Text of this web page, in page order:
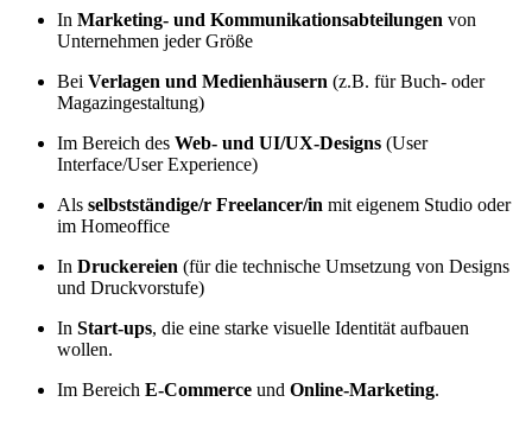
In Marketing- und Kommunikationsabteilungen von
Unternehmen jeder Größe
Bei Verlagen und Medienhäusern (z.B. für Buch- oder
Magazingestaltung)
Im Bereich des Web- und UI/UX-Designs (User
Interface/User Experience)
Als selbstständige/r Freelancer/in mit eigenem Studio oder
im Homeoffice
In Druckereien (für die technische Umsetzung von Designs
und Druckvorstufe)
In Start-ups, die eine starke visuelle Identität aufbauen
wollen.
Im Bereich E-Commerce und Online-Marketing.